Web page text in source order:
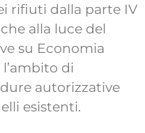
rifiuti dalla parte IV
alla luce del
su Economia
di
autorizzative
esistenti.